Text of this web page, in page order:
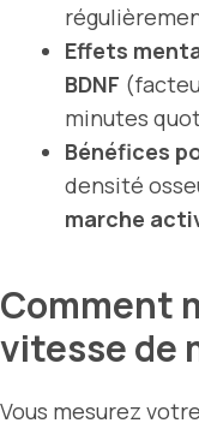
Effets
BDNF
minutes
Bénéfices
densité
marche
Comment
vitesse de
Vous mesurez votre